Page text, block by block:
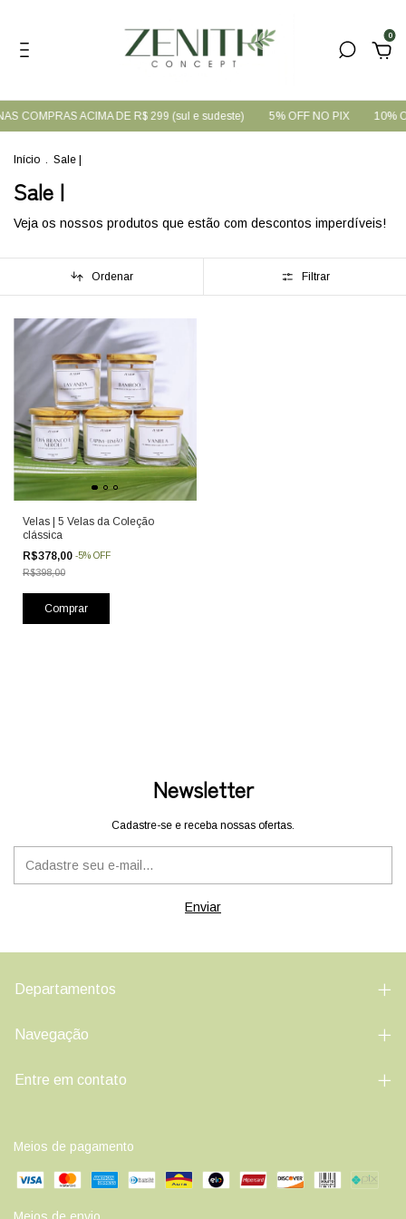
0
COMPRAS ACIMA DE R$ 299 (sul e sudeste) 5% OFF NO PIX 10%
Início . Sale |
Sale |
Veja os nossos produtos que estão com descontos imperdíveis!
Ordenar Filtrar
Velas | 5 Velas da Coleção
clássica
R$378,00 -5% OFF
R$398,00
Newsletter
Cadastre-se e receba nossas ofertas.
Departamentos
Navegação
Entre em contato
Meios de pagamento